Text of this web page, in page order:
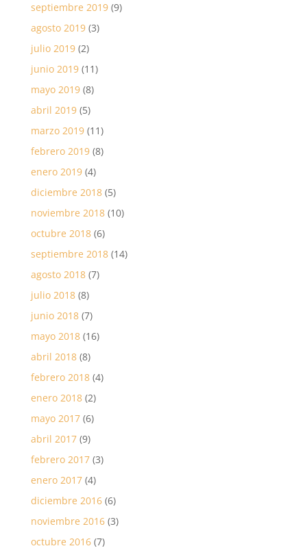
septiembre 2019(9)
agosto 2019(3)
julio 2019(2)
junio 2019(11)
mayo 2019(8)
abril 2019(5)
marzo 2019(11)
febrero 2019(8)
enero 2019(4)
diciembre 2018(5)
noviembre 2018(10)
octubre 2018(6)
septiembre 2018(14)
agosto 2018(7)
julio 2018(8)
junio 2018(7)
mayo 2018(16)
abril 2018(8)
febrero 2018(4)
enero 2018(2)
mayo 2017(6)
abril 2017(9)
febrero 2017(3)
enero 2017(4)
diciembre 2016(6)
noviembre 2016(3)
octubre 2016(7)